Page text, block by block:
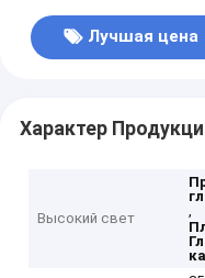
Лучшая цена
Характер
Высокий свет
,